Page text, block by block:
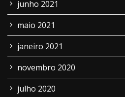
junho 2021
maio 2021
janeiro 2021
novembro 2020
julho 2020